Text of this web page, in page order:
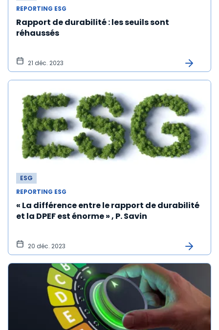
REPORTING ESG
Rapport de durabilité : les seuils sont
réhaussés
21 déc. 2023
ESG
REPORTING ESG
« La différence entre le rapport de durabilité
et la DPEF est énorme » , P. Savin
20 déc. 2023